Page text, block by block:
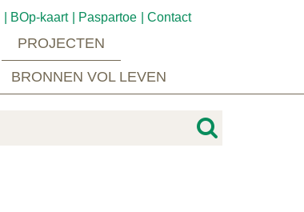
BOp-kaart Paspartoe Contact
PROJECTEN
BRONNEN VOL LEVEN